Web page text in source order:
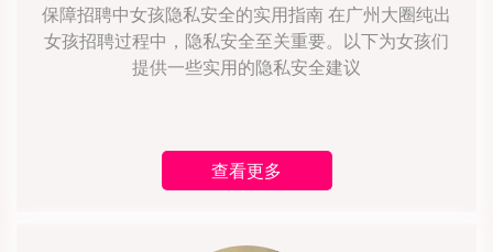
保障招聘中女孩隐私安全的实用指南 在广州大圈纯出
女孩招聘过程中，隐私安全至关重要。以下为女孩们
提供一些实用的隐私安全建议
查看更多